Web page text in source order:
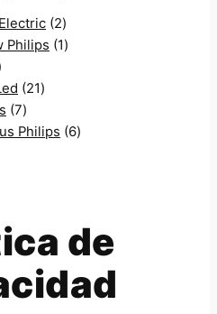
22
p
u
Philips 11
d
212
p
c
t
o
77
p
c
t
o
s
Philips 66
u
c
t
o
de